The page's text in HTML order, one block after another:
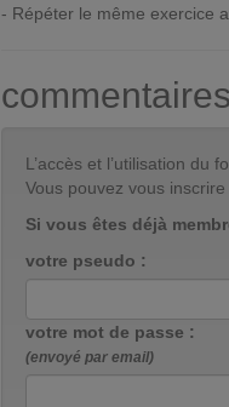
- Répéter le même exercice
commentaires
L’accès et l’utilisation du
Vous pouvez vous
Si vous êtes déjà
votre pseudo :
votre mot de passe :
(envoyé par email)